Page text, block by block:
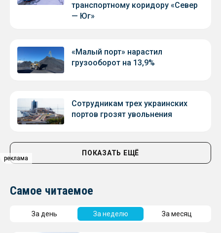
реклама
реклама
транспортному коридору «Север
— Юг»
«Малый порт» нарастил
грузооборот на 13,9%
Сотрудникам трех украинских
портов грозят увольнения
ПОКАЗАТЬ ЕЩЁ
Самое читаемое
За день За неделю За месяц